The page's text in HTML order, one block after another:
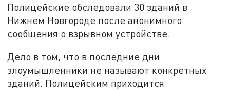
Полицейские обследовали 30 зданий в
Нижнем Новгороде после анонимного
сообщения о взрывном устройстве.
Дело в том, что в последние дни
злоумышленники не называют конкретных
зданий. Полицейским приходится